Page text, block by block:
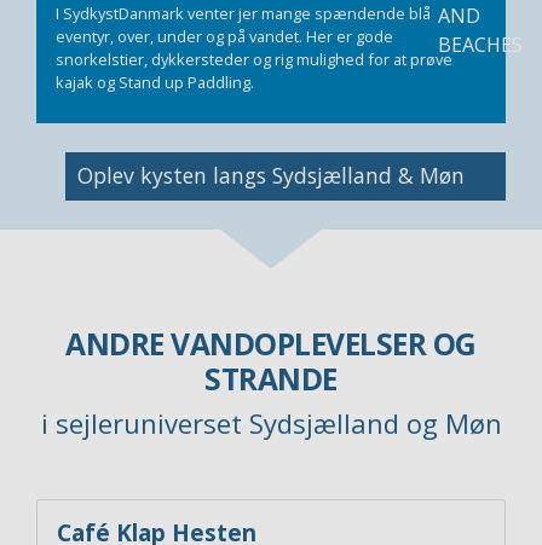
I SydkystDanmark venter jer mange spændende blå
eventyr, over, under og på vandet. Her er gode
snorkelstier, dykkersteder og rig mulighed for at prøve
kajak og Stand up Paddling.
Image
Oplev kysten langs Sydsjælland & Møn
ANDRE VANDOPLEVELSER OG
STRANDE
i sejleruniverset Sydsjælland og Møn
Café Klap Hesten